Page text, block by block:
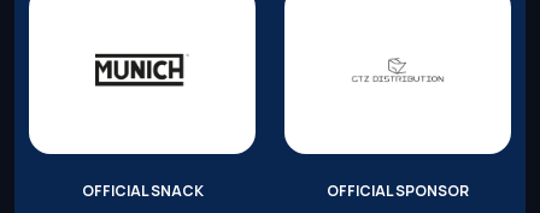
OFFICIAL SNACK OFFICIAL SPONSOR